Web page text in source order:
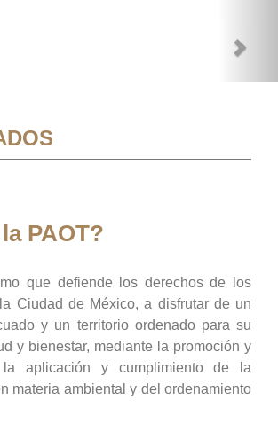
PAOT?
que defiende los derechos de los
Ciudad de México, a disfrutar de un
y un territorio ordenado para su
y bienestar, mediante la promoción y
aplicación y cumplimiento de la
materia ambiental y del ordenamiento